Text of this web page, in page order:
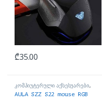
₾35.00
კომპიუტერული აქსესუარები,
მაუსები
AULA SZZ S22 mouse RGB